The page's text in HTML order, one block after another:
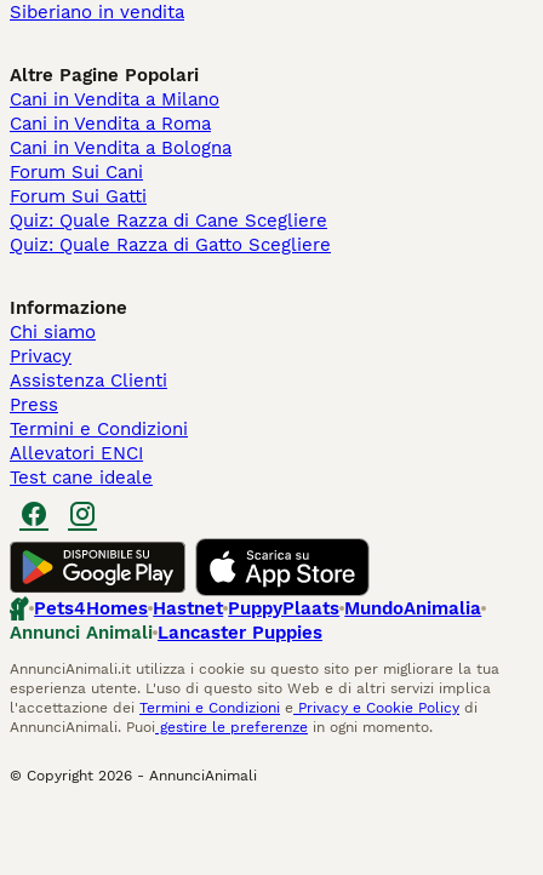
Siberiano in vendita
Altre Pagine Popolari
Cani in Vendita a Milano
Cani in Vendita a Roma
Cani in Vendita a Bologna
Forum Sui Cani
Forum Sui Gatti
Quiz: Quale Razza di Cane Scegliere
Quiz: Quale Razza di Gatto Scegliere
Informazione
Chi siamo
Privacy
Assistenza Clienti
Press
Termini e Condizioni
Allevatori ENCI
Test cane ideale
Pets4Homes Hastnet PuppyPlaats MundoAnimalia
Annunci Animali Lancaster Puppies
AnnunciAnimali.it utilizza i cookie su questo sito per migliorare la tua
esperienza utente. L'uso di questo sito Web e di altri servizi implica
l'accettazione dei Termini e Condizioni e Privacy e Cookie Policy di
AnnunciAnimali. Puoi gestire le preferenze in ogni momento.
© Copyright 2026 - AnnunciAnimali